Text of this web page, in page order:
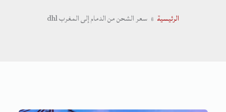
الرئيسية سعر الشحن من الدمام إلى المغرب dhl